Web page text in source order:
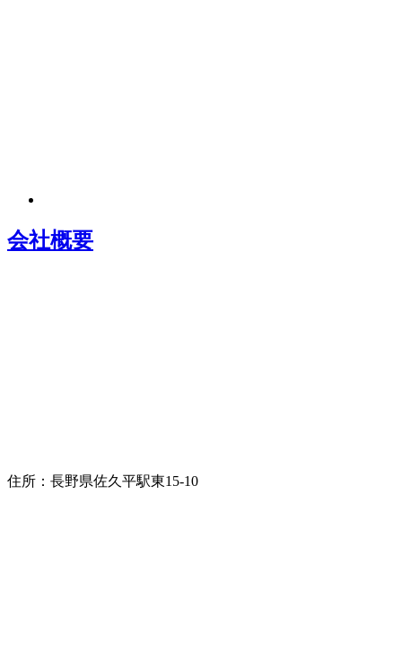
会社概要
住所：長野県佐久平駅東15-10